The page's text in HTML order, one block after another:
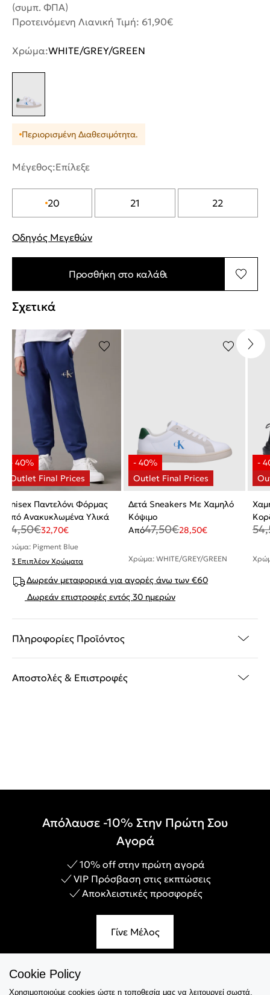
(συμπ. ΦΠΑ)
Προτεινόμενη Λιανική Τιμή: 61,90€
Χρώμα:WHITE/GREY/GREEN
Περιορισμένη Διαθεσιμότητα.
Μέγεθος:Επίλεξε
20 21 22
Οδηγός Μεγεθών
Προσθήκη στο καλάθι
Σχετικά
Unisex Παντελόνι Φόρμας
Από Ανακυκλωμένα Υλικά
54,50€32,70€
Χρώμα: Pigment Blue
+ 3 Επιπλέον Χρώματα
Δετά Sneakers Με Χαμηλό
Κόψιμο
Από47,50€28,50€
Χρώμα: WHITE/GREY/GREEN
Δωρεάν μεταφορικά για αγορές άνω των €60
Δωρεάν επιστροφές εντός 30 ημερών
Πληροφορίες Προϊόντος
Αποστολές & Επιστροφές
Απόλαυσε -10% Στην Πρώτη Σου
Αγορά
10% off στην πρώτη αγορά
VIP Πρόσβαση στις εκπτώσεις
Αποκλειστικές προσφορές
Γίνε Μέλος
Cookie Policy
Χρησιμοποιούμε cookies ώστε η τοποθεσία μας να λειτουργεί σωστά,